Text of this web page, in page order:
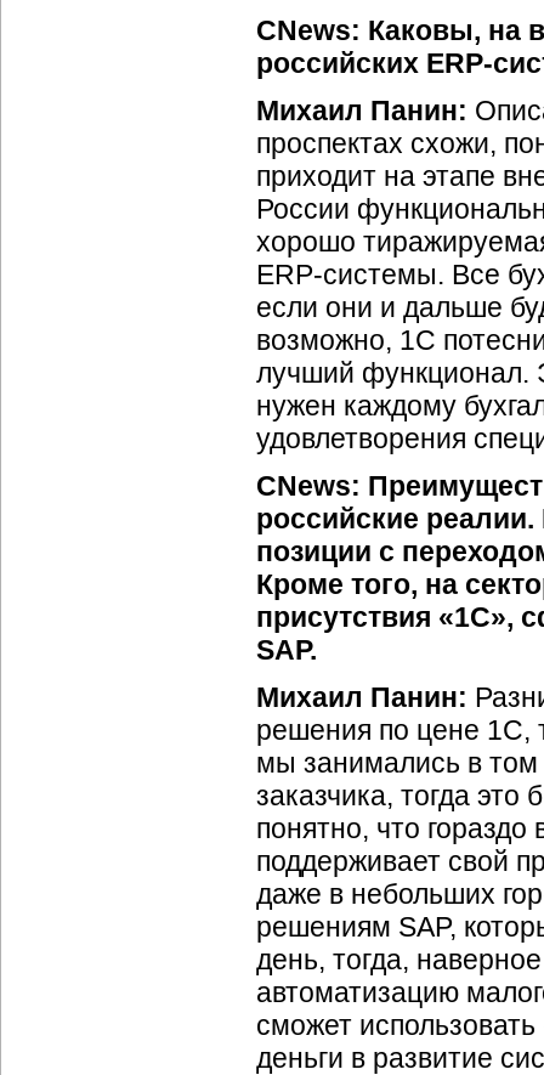
CNews: Каковы, на
российских ERP-
Михаил Панин:
проспектах схожи,
приходит на этапе
России
хорошо
ERP-системы. Все
если они и дальше
возможно, 1С
лучший функционал.
нужен каждому
удовлетворения
CNews:
российские
позиции с
Кроме того, на
присутствия «1С»,
SAP.
Михаил Панин:
решения по цене 1С,
мы занимались в том
заказчика, тогда
понятно, что
поддерживает свой
даже в небольших
решениям SAP,
день, тогда,
автоматизацию
сможет
деньги в развитие